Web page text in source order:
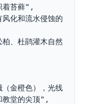
着苔藓",
化和流水侵蚀的
、杜鹃灌木自然
金橙色），光线
教堂的尖顶",